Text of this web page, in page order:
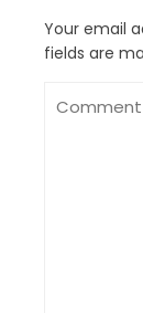
Your email
fields are